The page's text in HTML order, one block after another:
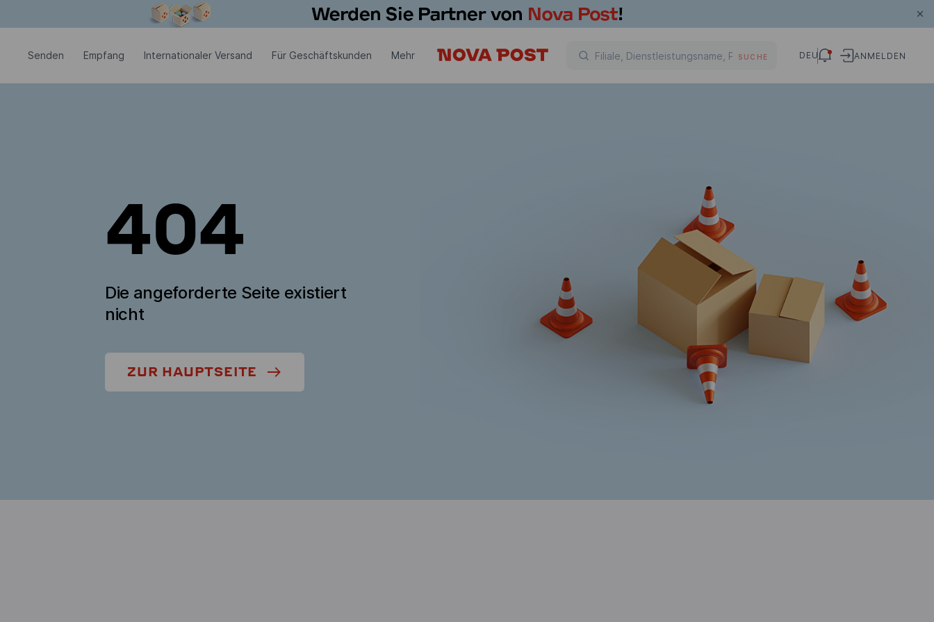
Senden Empfang Internationaler Versand Für Geschäftskunden Mehr SUCHE DEU ANMELDEN
404
Die angeforderte Seite existiert
nicht
ZUR HAUPTSEITE
Modales Fenster ist geöffnet